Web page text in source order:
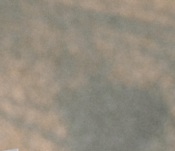
favoriet
Levertijd
GRATIS bezorging va. €95,-
14 dagen
30 jaar dé paramedisch